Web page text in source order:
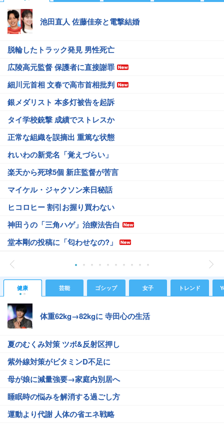
池田直人 佐藤佳奈と電撃結婚
脱輪したトラック発見 男性死亡
広陵高元監督 保護者に直接謝罪
細川元首相 文春で高市首相批判
銀メダリスト 本多灯被告を起訴
タイ学校銃撃 成績でストレスか
正常な組織を誤摘出 重篤な状態
れいわの新党名「覚えづらい」
楽天から死球5個 新庄監督が苦言
マイケル・ジャクソン来日秘話
ヒコロヒー 割引お握り買わない
神田うの「三角ハゲ」治療法告白
堂本剛の投稿に「匂わせなの?」
健康 芸能 ゴシップ 女子 トレンド
体重62kg→82kgに 寺田心の生活
夏のむくみ対策 ツボ&反射区押し
紫外線対策がビタミンD不足に
母が娘に減量強要→家庭内別居へ
睡眠時の悩みを解消する過ごし方
運動より代謝 人体の省エネ戦略